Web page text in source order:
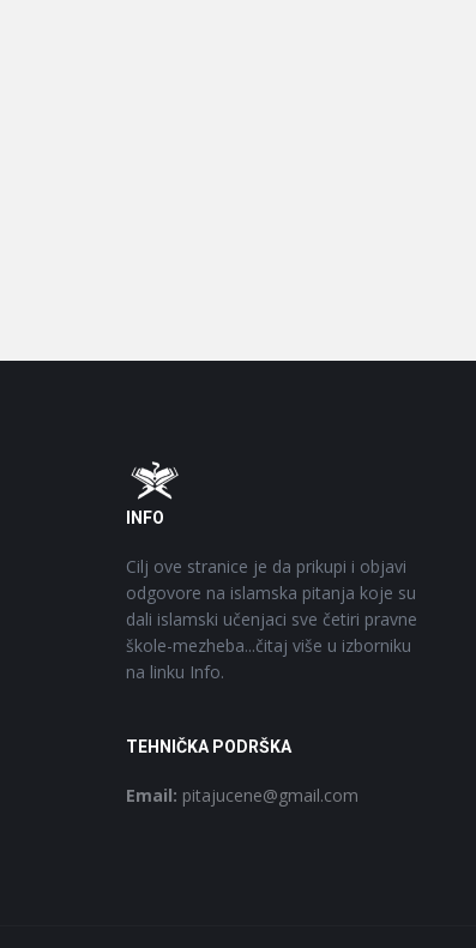
Footer
INFO
Cilj ove stranice je da prikupi i objavi
odgovore na islamska pitanja koje su
dali islamski učenjaci sve četiri pravne
škole-mezheba...čitaj više u izborniku
na linku Info.
TEHNIČKA PODRŠKA
Email: pitajucene@gmail.com